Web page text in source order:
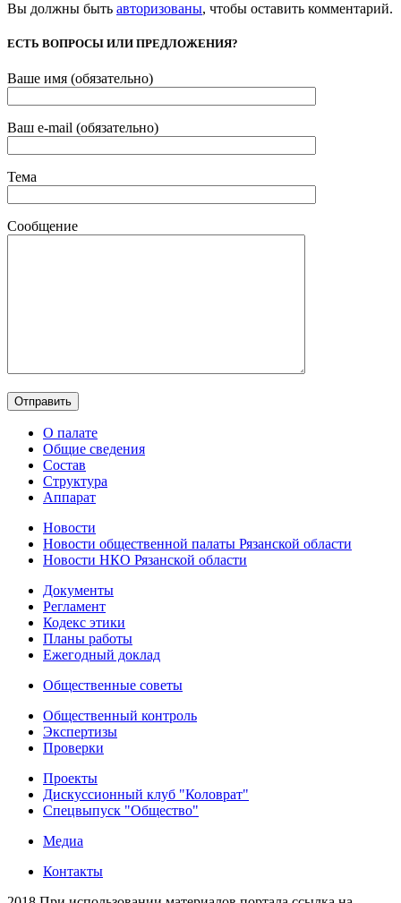
Вы должны быть авторизованы, чтобы оставить комментарий.
ЕСТЬ ВОПРОСЫ ИЛИ ПРЕДЛОЖЕНИЯ?
Ваше имя (обязательно)
Ваш e-mail (обязательно)
Тема
Сообщение
О палате
Общие сведения
Состав
Структура
Аппарат
Новости
Новости общественной палаты Рязанской области
Новости НКО Рязанской области
Документы
Регламент
Кодекс этики
Планы работы
Ежегодный доклад
Общественные советы
Общественный контроль
Экспертизы
Проверки
Проекты
Дискуссионный клуб "Коловрат"
Спецвыпуск "Общество"
Медиа
Контакты